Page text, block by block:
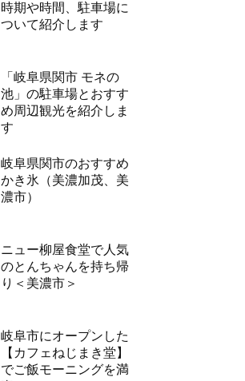
時期や時間、駐車場に
ついて紹介します
「岐阜県関市 モネの
池」の駐車場とおすす
め周辺観光を紹介しま
す
岐阜県関市のおすすめ
かき氷（美濃加茂、美
濃市）
ニュー柳屋食堂で人気
のとんちゃんを持ち帰
り＜美濃市＞
岐阜市にオープンした
【カフェねじまき堂】
でご飯モーニングを満